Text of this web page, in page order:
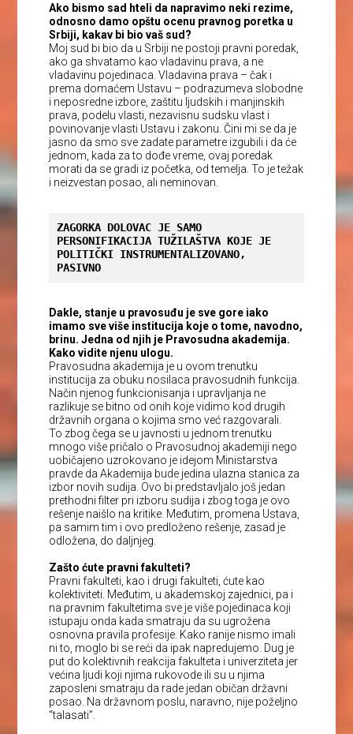
Ako bismo sad hteli da napravimo neki rezime,
odnosno damo opštu ocenu pravnog poretka u
Srbiji, kakav bi bio vaš sud?
Moj sud bi bio da u Srbiji ne postoji pravni poredak,
ako ga shvatamo kao vladavinu prava, a ne
vladavinu pojedinaca. Vladavina prava – čak i
prema domaćem Ustavu – podrazumeva slobodne
i neposredne izbore, zaštitu ljudskih i manjinskih
prava, podelu vlasti, nezavisnu sudsku vlast i
povinovanje vlasti Ustavu i zakonu. Čini mi se da je
jasno da smo sve zadate parametre izgubili i da će
jednom, kada za to dođe vreme, ovaj poredak
morati da se gradi iz početka, od temelja. To je težak
i neizvestan posao, ali neminovan.
ZAGORKA DOLOVAC JE SAMO
PERSONIFIKACIJA TUŽILAŠTVA KOJE JE
POLITIČKI INSTRUMENTALIZOVANO,
PASIVNO
Dakle, stanje u pravosuđu je sve gore iako
imamo sve više institucija koje o tome, navodno,
brinu. Jedna od njih je Pravosudna akademija.
Kako vidite njenu ulogu.
Pravosudna akademija je u ovom trenutku
institucija za obuku nosilaca pravosudnih funkcija.
Način njenog funkcionisanja i upravljanja ne
razlikuje se bitno od onih koje vidimo kod drugih
državnih organa o kojima smo već razgovarali.
To zbog čega se u javnosti u jednom trenutku
mnogo više pričalo o Pravosudnoj akademiji nego
uobičajeno uzrokovano je idejom Ministarstva
pravde da Akademija bude jedina ulazna stanica za
izbor novih sudija. Ovo bi predstavljalo još jedan
prethodni filter pri izboru sudija i zbog toga je ovo
rešenje naišlo na kritike. Međutim, promena Ustava,
pa samim tim i ovo predloženo rešenje, zasad je
odložena, do daljnjeg.
Zašto ćute pravni fakulteti?
Pravni fakulteti, kao i drugi fakulteti, ćute kao
kolektiviteti. Međutim, u akademskoj zajednici, pa i
na pravnim fakultetima sve je više pojedinaca koji
istupaju onda kada smatraju da su ugrožena
osnovna pravila profesije. Kako ranije nismo imali
ni to, moglo bi se reći da ipak napredujemo. Dug je
put do kolektivnih reakcija fakulteta i univerziteta jer
većina ljudi koji njima rukovode ili su u njima
zaposleni smatraju da rade jedan običan državni
posao. Na državnom poslu, naravno, nije poželjno
“talasati”.